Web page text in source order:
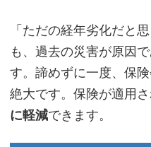
「ただの経年劣化だと
も、過去の災害が原因
す。諦めずに一度、保
絶大です。保険が適用さ
に軽減できます。